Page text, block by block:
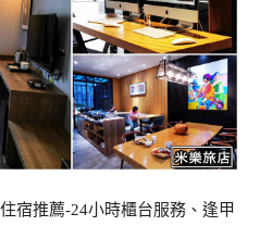
宿推薦-24小時櫃台服務、逢甲